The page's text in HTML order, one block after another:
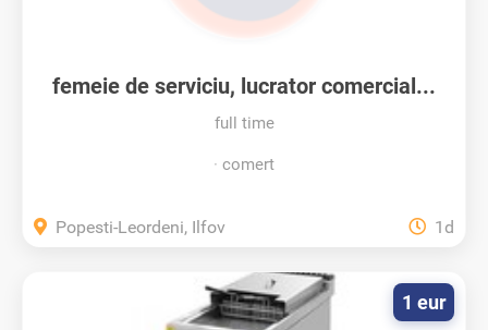
femeie de serviciu, lucrator comercial...
full time
comert
Popesti-Leordeni, Ilfov 1d
1 eur